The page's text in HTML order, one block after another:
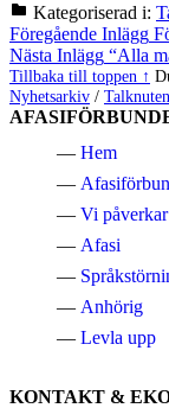
Kategoriserad i:
Hoppa
tillbaka
till
huvudnavigeringen
Föregående Inlägg
Nästa Inlägg “Alla
Tillbaka till toppen ↑
Nyhetsarkiv / Talknuten
Hem
Vi påverkar
Afasi
Anhörig
Levla upp
KONTAKT &